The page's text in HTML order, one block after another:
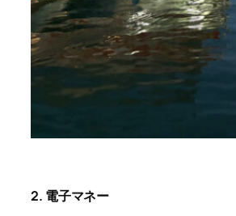
2. 電子マネー